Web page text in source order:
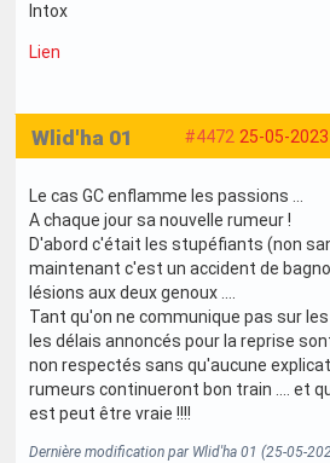
Intox
Lien
#4472 25-05-
Wlid'ha 01
Le cas GC enflamme les passions ...
A chaque jour sa nouvelle rumeur !
D'abord c'était les stupéfiants (non
maintenant c'est un accident de
lésions aux deux genoux ....
Tant qu'on ne communique pas sur
les délais annoncés pour la reprise
non respectés sans qu'aucune
rumeurs continueront bon train .... et
est peut être vraie !!!!
Dernière modification par Wlid'ha 01 (25-05-